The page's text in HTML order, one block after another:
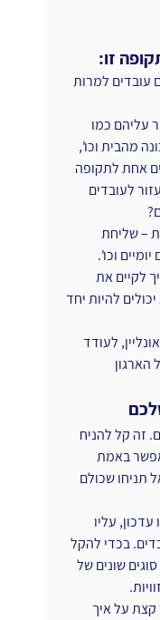
זו:
עובדים למרות
עליהם כמו
מהבית וכו',
אחת לתקופה
לעובדים
– שליחת
וכו'.
לקיים את
להיות יחד
לעודד
הארגון
זה קל להניח
באמת
תניחו שכולם
עליו
בכדי להקל
שונים של
קצת על איך